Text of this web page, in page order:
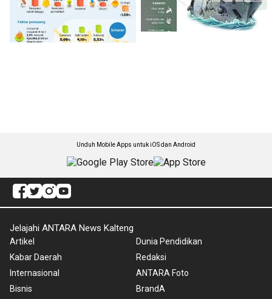
Unduh Mobile Apps untuk iOS dan Android
Jelajahi ANTARA News Kalteng
Artikel
Kabar Daerah
Internasional
Bisnis
Dunia Pendidikan
Redaksi
ANTARA Foto
BrandA